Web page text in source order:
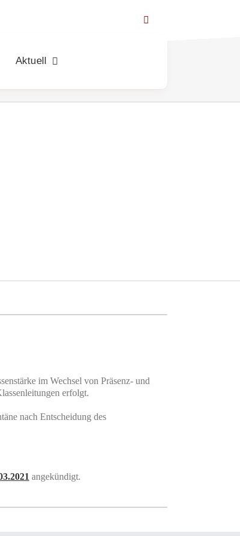
Aktuell
im Wechsel von Präsenz- und
erfolgt.
nach Entscheidung des
angekündigt.